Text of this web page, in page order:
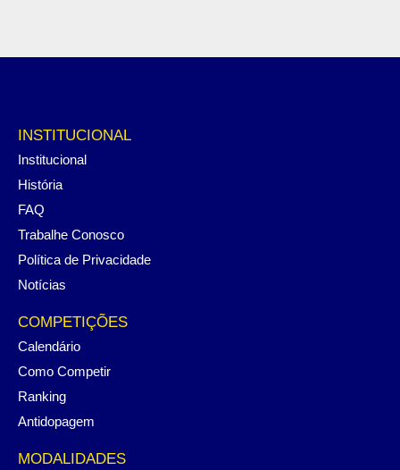
INSTITUCIONAL
Institucional
História
FAQ
Trabalhe Conosco
Política de Privacidade
Notícias
COMPETIÇÕES
Calendário
Como Competir
Ranking
Antidopagem
MODALIDADES